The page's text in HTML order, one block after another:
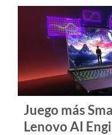
Juego más
Lenovo AI